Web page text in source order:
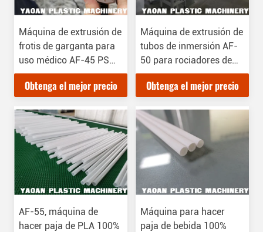
Máquina de extrusión de
frotis de garganta para
uso médico AF-45 PS
ABS, certificado CE
Obtenga el mejor precio
Máquina de extrusión de
tubos de inmersión AF-
50 para rociadores de
bombas de perfumes,
certificado CE
Obtenga el mejor precio
AF-55, máquina de
hacer paja de PLA 100%
Máquina para hacer
paja de bebida 100%